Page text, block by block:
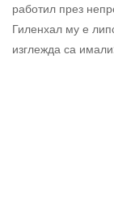
работил през
Гиленхал му е
изглежда са